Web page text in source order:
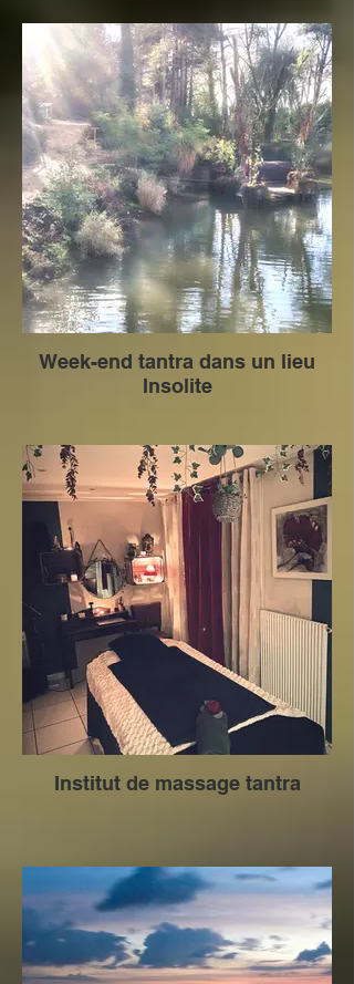
Week-end tantra dans un lieu
Insolite
Institut de massage tantra